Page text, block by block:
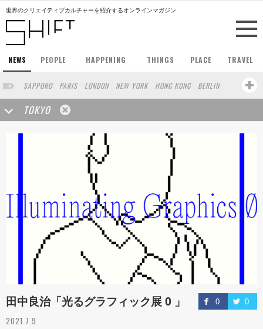
世界のクリエイティブカルチャーを紹介するオンラインマガジン
NEWS PEOPLE HAPPENING THINGS PLACE TRAVEL
SAPPORO PARIS LONDON NEW YORK HONG KONG
BERLIN
BARCELONA
SINGAPORE STOCKHOLM
SAN FRANCISCO
AMSTERDAM
MILAN
LOS ANGELES
SHANGHAI WIEN HAMBURG MADRID
ZURICH
YOKOHAMA
YAMAGUCHI
SEOUL
SHIZUOKA
SENDAI PORTLAND
CHICAGO
RIO DE JANEIRO
NIIGATA
NARA GUNMA BANGKOK
KANAGAWA
MUNSTER HAKONE SAITAMA
AICHI
TAKAMATSU
SHIGA KAWASAKI POLAND
SAUDI ARABIA
KAOHSIUNG
KUMAMOTO YAMAGATA
TOKYO
0 0
田中良治「光るグラフィック展 0 」
2021.7.9